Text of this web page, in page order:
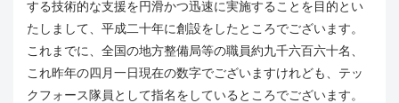
する技術的な支援を円滑かつ迅速に実施することを目的とい
たしまして、平成二十年に創設をしたところでございます。
これまでに、全国の地方整備局等の職員約九千六百六十名、
これ昨年の四月一日現在の数字でございますけれども、テッ
クフォース隊員として指名をしているところでございます。